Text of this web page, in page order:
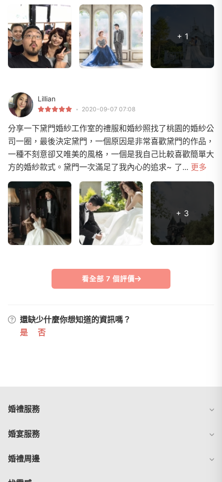
+ 1
Lillian
2020-09-07 07:08
分享一下黛門婚紗工作室的禮服和婚紗照找了桃園的婚紗公
司一圈，最後決定黛門，一個原因是非常喜歡黛門的作品，
一種不刻意卻又唯美的風格，一個是我自己比較喜歡簡單大
方的婚紗款式。黛門一次滿足了我內心的追求~ 了... 更多
+ 3
看全部 7 個評價
還缺少什麼你想知道的資訊嗎？
是
否
婚禮服務
婚宴服務
婚禮周邊